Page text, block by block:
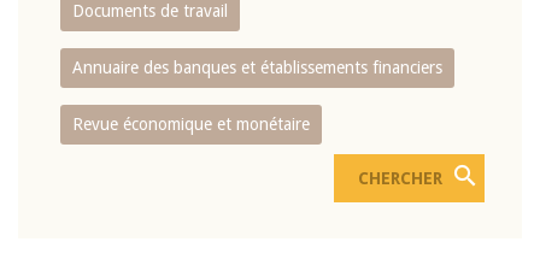
Documents de travail
Annuaire des banques et établissements financiers
Revue économique et monétaire